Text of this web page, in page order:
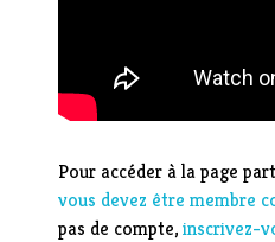
Pour accéder à la page
vous devez être membre
pas de compte,inscrivez-